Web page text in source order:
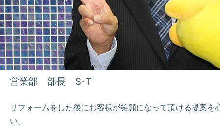
営業部 部長 S･T
リフォームをした後にお客様が笑顔になって頂ける提案
い。